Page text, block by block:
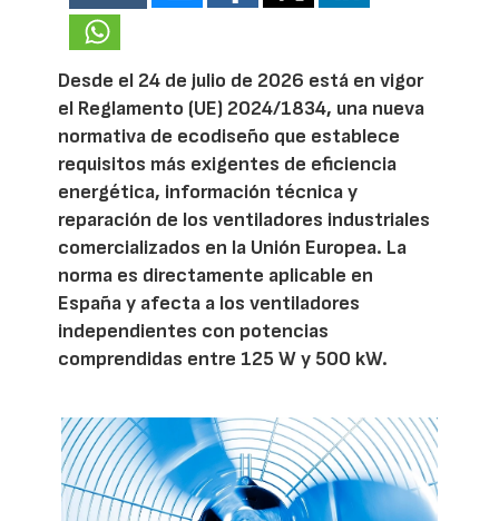
Desde el 24 de julio de 2026 está en vigor
el Reglamento (UE) 2024/1834, una nueva
normativa de ecodiseño que establece
requisitos más exigentes de eficiencia
energética, información técnica y
reparación de los ventiladores industriales
comercializados en la Unión Europea. La
norma es directamente aplicable en
España y afecta a los ventiladores
independientes con potencias
comprendidas entre 125 W y 500 kW.